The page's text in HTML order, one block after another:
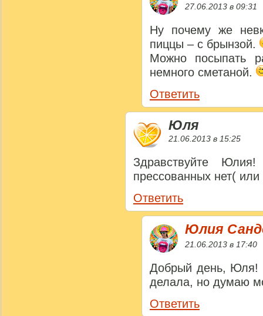
27.06.2013 в 09:31
Ну почему же
пиццы – с брынзой.
Можно посыпать
немного сметаной.
Ответить
Юля
21.06.2013 в 15:25
Здравствуйте
прессованных нет(
Ответить
Юлия
21.06.2013 в 17:40
Добрый день, Юля!
делала, но думаю
Ответить